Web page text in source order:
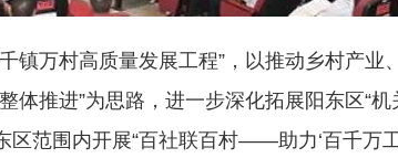
镇万村高质量发展工程”，以推动乡村产业
体推进”为思路，进一步深化拓展阳东区“
区范围内开展“百社联百村——助力‘百千万